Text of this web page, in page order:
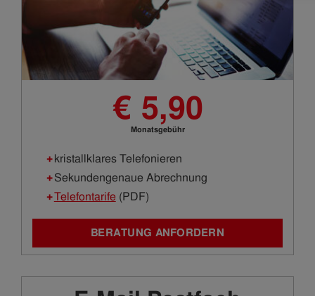
€ 5,90
Monatsgebühr
kristallklares Telefonieren
Sekundengenaue Abrechnung
Telefontarife (PDF)
BERATUNG ANFORDERN